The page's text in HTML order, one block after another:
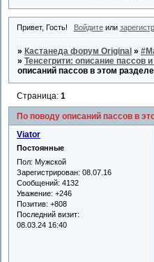
Привет, Гость! Войдитеили
» Кастанеда форум Original »
»Тенсегрити: описание пассов
описаний пассов в этом
По поводу описаний пассов в
Страница:1
Viator
Постоянные
Пол: Мужской
Зарегистрирован: 08.07.16
Сообщений: 4132
Уважение: +246
Позитив: +808
Последний визит:
08.03.24 16:40